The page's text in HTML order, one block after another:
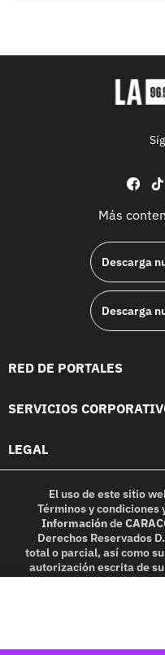
Más
Descarga
Descarga
RED DE PORTALES
SERVICIOS
LEGAL
El uso de este sitio
Términos y condiciones
Informaciónde
Derechos Reservados
total o parcial, así como
autorización escrita de
in part, or translation